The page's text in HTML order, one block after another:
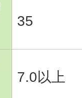
35
7.0以上